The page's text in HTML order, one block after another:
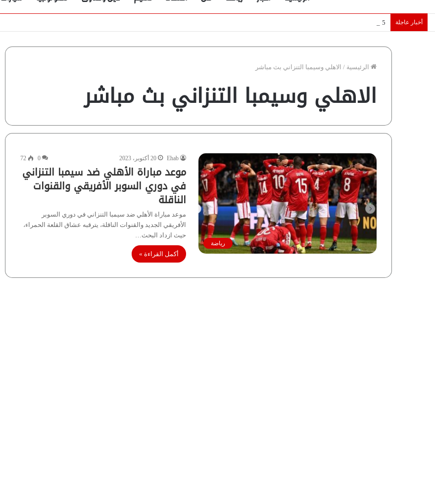
أخبار عاجلة 5 نجوم عرب يخطفون الأضواء بسوق الانتقالات الأوروبية 2026.. “رؤية” تكشف التفاصيل | إنفوجراف
الرئيسية / الاهلي وسيمبا التنزاني بث مباشر
الاهلي وسيمبا التنزاني بث مباشر
رياضة
Ehab 20 أكتوبر، 2023 0
72
موعد مباراة الأهلي ضد سيمبا التنزاني
في دوري السوبر الأفريقي والقنوات
الناقلة
موعد مباراة الأهلي ضد سيمبا التنزاني في دوري السوبر
الأفريقي الجديد والقنوات الناقلة، يترقبه عشاق القلعة الحمراء،
حيث ازداد البحث…
أكمل القراءة »